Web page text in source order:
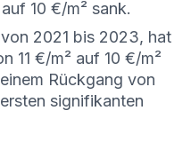
10 €/m² sank.
2021 bis 2023, hat
11 €/m² auf 10 €/m²
Rückgang von
signifikanten